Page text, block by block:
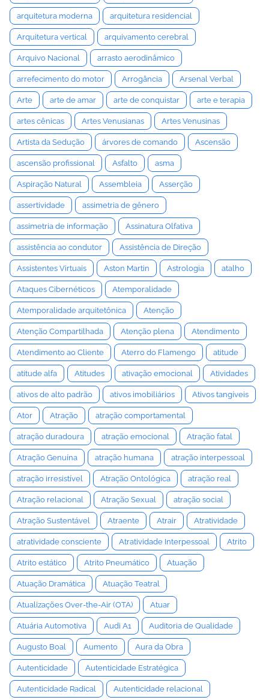
arquitetura moderna arquitetura residencial
Arquitetura vertical arquivamento cerebral
Arquivo Nacional arrasto aerodinâmico
arrefecimento do motor Arrogância Arsenal Verbal
Arte arte de amar arte de conquistar arte e terapia
artes cênicas Artes Venusianas Artes Venusinas
Artista da Sedução árvores de comando Ascensão
ascensão profissional Asfalto asma
Aspiração Natural Assembleia Asserção
assertividade assimetria de gênero
assimetria de informação Assinatura Olfativa
assistência ao condutor Assistência de Direção
Assistentes Virtuais Aston Martin Astrologia atalho
Ataques Cibernéticos Atemporalidade
Atemporalidade arquitetônica Atenção
Atenção Compartilhada Atenção plena Atendimento
Atendimento ao Cliente Aterro do Flamengo atitude
atitude alfa Atitudes ativação emocional Atividades
ativos de alto padrão ativos imobiliários Ativos tangíveis
Ator Atração atração comportamental
atração duradoura atração emocional Atração fatal
Atração Genuína atração humana atração interpessoal
atração irresistível Atração Ontológica atração real
Atração relacional Atração Sexual atração social
Atração Sustentável Atraente Atrair Atratividade
atratividade consciente Atratividade Interpessoal Atrito
Atrito estático Atrito Pneumático Atuação
Atuação Dramática Atuação Teatral
Atualizações Over-the-Air (OTA) Atuar
Atuária Automotiva Audi A1 Auditoria de Qualidade
Augusto Boal Aumento Aura da Obra
Autenticidade Autenticidade Estratégica
Autenticidade Radical Autenticidade relacional